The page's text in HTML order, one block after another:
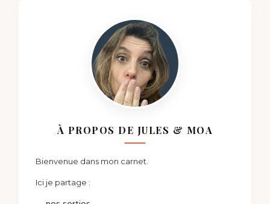
À PROPOS DE JULES & MOA
Bienvenue dans mon carnet.
Ici je partage :